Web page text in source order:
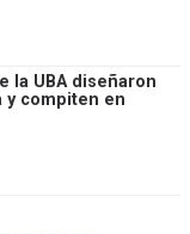
la UBA diseñaron
y compiten en